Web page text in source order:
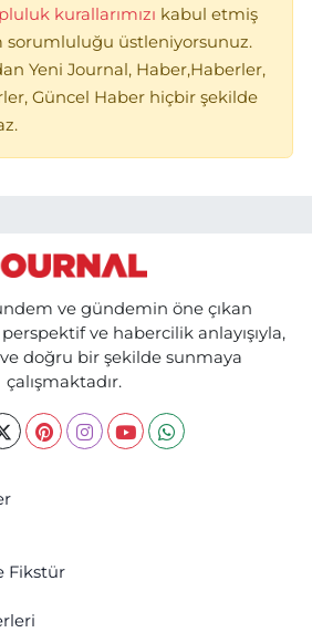
kurallarımızı kabul etmiş
sorumluluğu üstleniyorsunuz.
Yeni Journal, Haber,Haberler,
Güncel Haber hiçbir şekilde
ve gündemin öne çıkan
perspektif ve habercilik anlayışıyla,
ve doğru bir şekilde sunmaya
çalışmaktadır.
Fikstür